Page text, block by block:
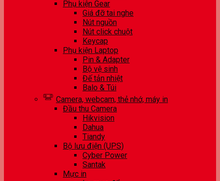
Phụ kiện Gear
Giá đỡ tai nghe
Nút nguồn
Nút click chuột
Keycap
Phụ kiện Laptop
Pin & Adapter
Bộ vệ sinh
Đế tản nhiệt
Balo & Túi
Camera, webcam, thẻ nhớ, máy in
Đầu thu Camera
Hikvision
Dahua
Tiandy
Bộ lưu điện (UPS)
Cyber Power
Santak
Mực in